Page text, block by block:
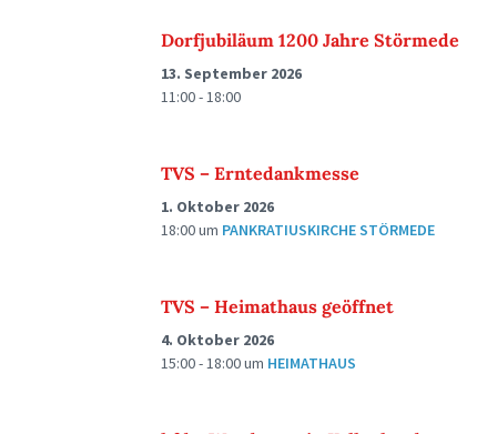
Dorfjubiläum 1200 Jahre Störmede
13. September 2026
11:00 - 18:00
TVS – Erntedankmesse
1. Oktober 2026
18:00um PANKRATIUSKIRCHE STÖRMEDE
TVS – Heimathaus geöffnet
4. Oktober 2026
15:00 - 18:00um HEIMATHAUS